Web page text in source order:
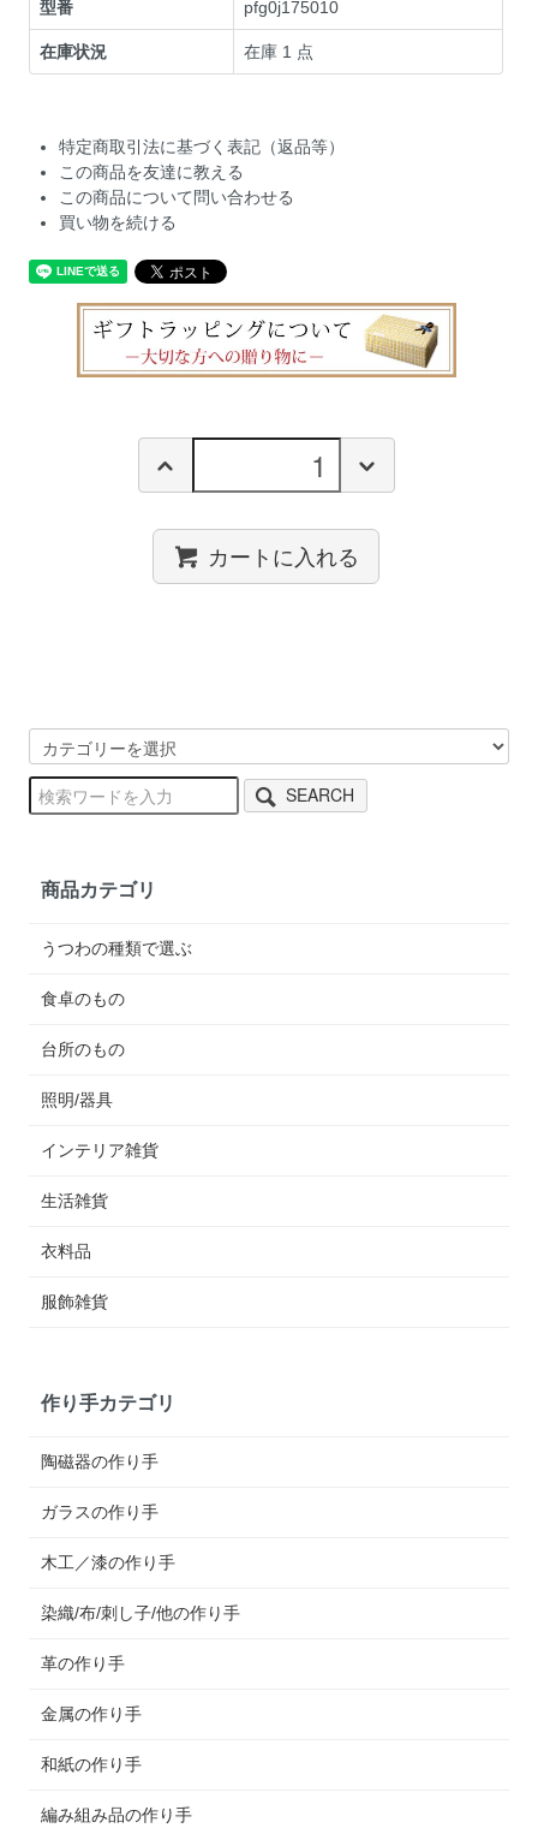
型番 pfg0j175010
在庫状況 在庫 1 点
特定商取引法に基づく表記（返品等）
この商品を友達に教える
この商品について問い合わせる
買い物を続ける
カートに入れる
SEARCH
商品カテゴリ
うつわの種類で選ぶ
食卓のもの
台所のもの
照明/器具
インテリア雑貨
生活雑貨
衣料品
服飾雑貨
作り手カテゴリ
陶磁器の作り手
ガラスの作り手
木工／漆の作り手
染織/布/刺し子/他の作り手
革の作り手
金属の作り手
和紙の作り手
編み組み品の作り手